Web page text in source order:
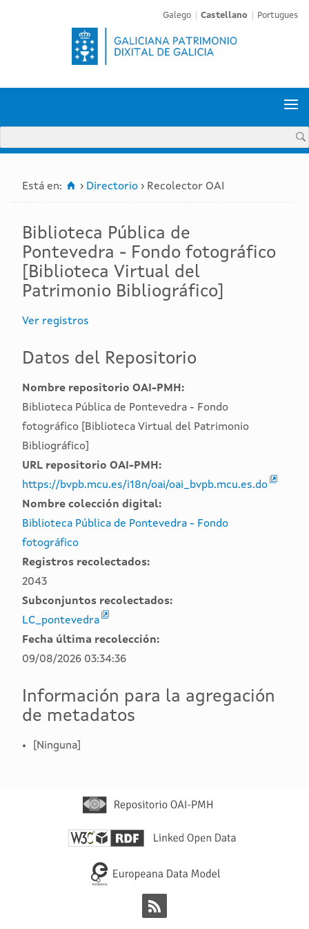
Galego Castellano Portugues

Está en:  › Directorio › Recolector OAI
Biblioteca Pública de
Pontevedra - Fondo fotográfico
[Biblioteca Virtual del
Patrimonio Bibliográfico]
Ver registros
Datos del Repositorio
Nombre repositorio OAI-PMH:
Biblioteca Pública de Pontevedra - Fondo
fotográfico [Biblioteca Virtual del Patrimonio
Bibliográfico]
URL repositorio OAI-PMH:
https://bvpb.mcu.es/i18n/oai/oai_bvpb.mcu.es.do
Nombre colección digital:
Biblioteca Pública de Pontevedra - Fondo
fotográfico
Registros recolectados:
2043
Subconjuntos recolectados:
LC_pontevedra
Fecha última recolección:
09/08/2026 03:34:36
Información para la agregación
de metadatos
[Ninguna]
